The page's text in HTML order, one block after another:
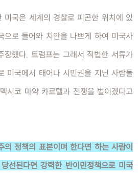
미국은 세계의 경찰로 피곤한 위치에 있
으로 들어와 치안을 나쁘게 하여 미국사
장했다. 트럼프는 그래서 적법한 서류가
미국에서 태어나 시민권을 지닌 사람들
시코 마약 카르텔과 전쟁을 벌이겠다고
의 정책의 표본이며 한다면 하는 사람이
선된다면 강력한 반이민정책으로 미국